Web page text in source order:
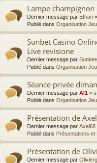
Lampe champignon
Dernier message par Ethan «
Publié dans Organisation
Sunbet Casino
Live revisione
Dernier message par
Publié dans Organisation
Séance privée
Dernier message par Al1 «
Publié dans Organisation
Présentation de Axel
Dernier message par Axel68
Publié dans Présentations et
Présentation de
Dernier message par